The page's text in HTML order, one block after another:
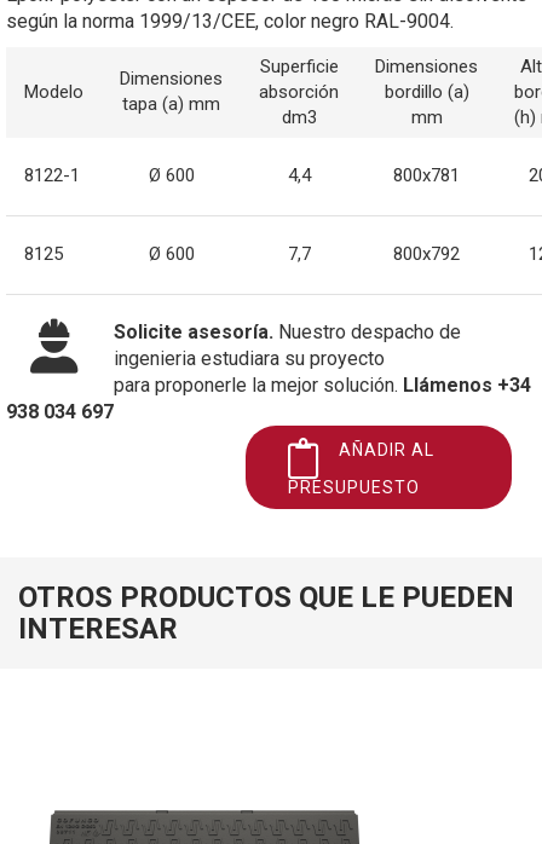
según la norma 1999/13/CEE, color negro RAL-9004.
Modelo
Dimensiones
tapa (a) mm
Superficie
absorción
dm3
Dimensiones
bordillo (a)
mm
(h)
8122-1 Ø 600 4,4 800x781
8125 Ø 600 7,7 800x792
Solicite asesoría. Nuestro despacho de
ingenieria estudiara su proyecto
para proponerle la mejor solución. Llámenos +34
938 034 697
AÑADIR AL
PRESUPUESTO
OTROS PRODUCTOS QUE LE PUEDEN
INTERESAR